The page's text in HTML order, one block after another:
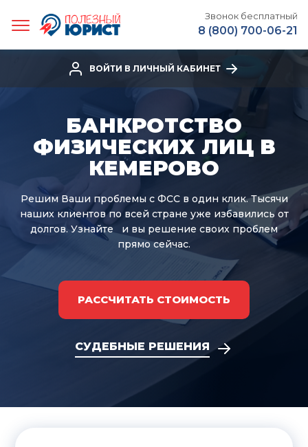
Звонок бесплатный
8 (800) 700-06-21
ВОЙТИ В ЛИЧНЫЙ КАБИНЕТ
БАНКРОТСТВО
ФИЗИЧЕСКИХ ЛИЦ В
КЕМЕРОВО
Решим Ваши проблемы с ФСС в один клик.Тысячи
наших клиентов по всей стране уже избавились от
долгов. Узнайте
и вы решение своих проблем
прямо сейчас.
РАССЧИТАТЬ СТОИМОСТЬ
СУДЕБНЫЕ РЕШЕНИЯ